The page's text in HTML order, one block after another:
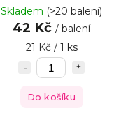
Skladem (>20 balení)
42 Kč / balení
21 Kč / 1 ks
Do košíku